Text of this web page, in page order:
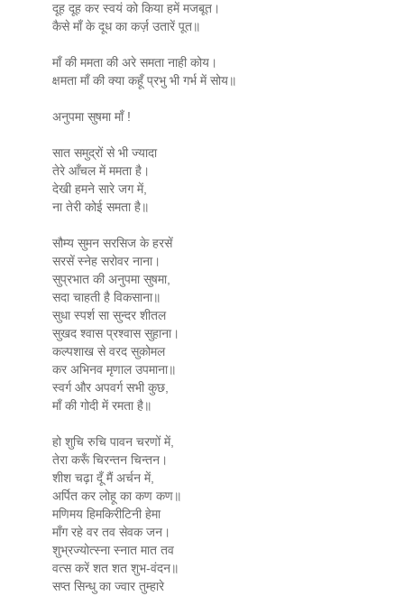
दूह दूह कर स्वयं को किया हमें मजबूत।
कैसे माँ के दूध का कर्ज़ उतारें पूत॥
माँ की ममता की अरे समता नाही कोय।
क्षमता माँ की क्या कहूँ प्रभु भी गर्भ में सोय॥
अनुपमा सुषमा माँ !
सात समुद्रों से भी ज्यादा
तेरे आँचल में ममता है।
देखी हमने सारे जग में,
ना तेरी कोई समता है॥
सौम्य सुमन सरसिज के हरसें
सरसें स्नेह सरोवर नाना।
सुप्रभात की अनुपमा सुषमा,
सदा चाहती है विकसाना॥
सुधा स्पर्श सा सुन्दर शीतल
सुखद श्वास प्रश्वास सुहाना।
कल्पशाख से वरद सुकोमल
कर अभिनव मृणाल उपमाना॥
स्वर्ग और अपवर्ग सभी कुछ,
माँ की गोदी में रमता है॥
हो शुचि रुचि पावन चरणों में,
तेरा करूँ चिरन्तन चिन्तन।
शीश चढ़ा दूँ मैं अर्चन में,
अर्पित कर लोहू का कण कण॥
मणिमय हिमकिरीटिनी हेमा
माँग रहे वर तव सेवक जन।
शुभ्रज्योत्स्ना स्नात मात तव
वत्स करें शत शत शुभ-वंदन॥
सप्त सिन्धु का ज्वार तुम्हारे